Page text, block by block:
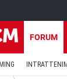
FORUM